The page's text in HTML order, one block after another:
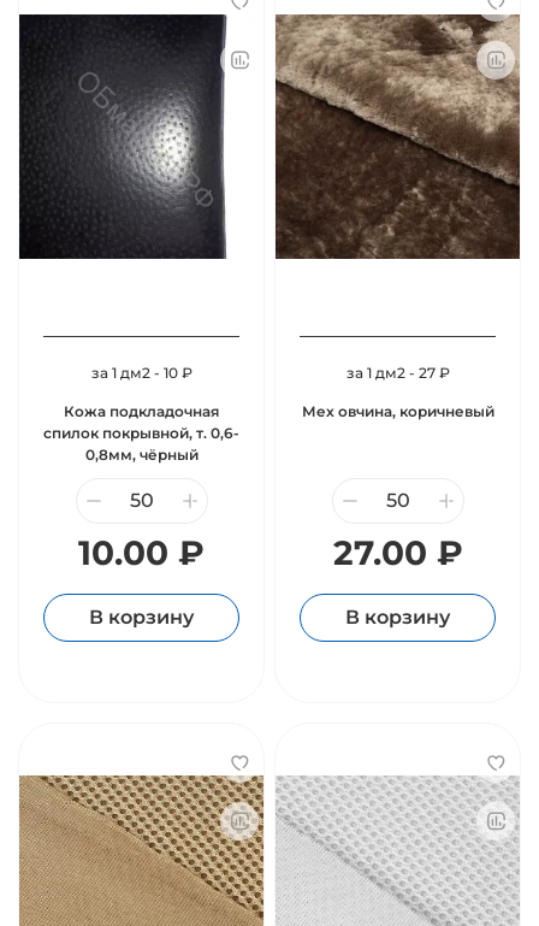
за 1 дм2 - 10 ₽
Кожа подкладочная
спилок покрывной, т. 0,6-
0,8мм, чёрный
10.00 ₽
В корзину
за 1 дм2 - 27 ₽
Мех овчина, коричневый
27.00 ₽
В корзину